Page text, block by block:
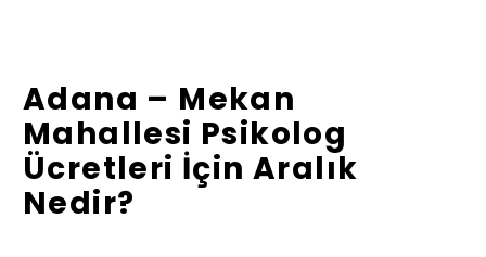
Adana – Mekan
Mahallesi Psikolog
Ücretleri İçin Aralık
Nedir?